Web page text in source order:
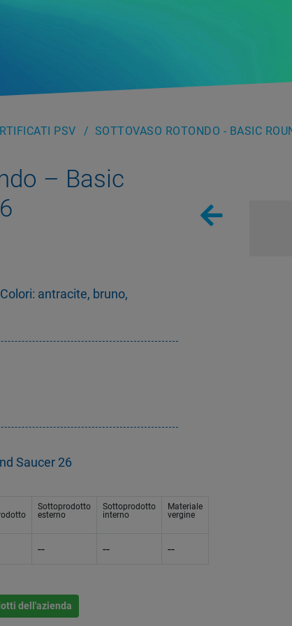
PSV SOTTOVASO ROTONDO - BASIC
– Basic
antracite, bruno,
Saucer 26
Sottoprodotto
esterno
Sottoprodotto
interno
Materiale
vergine
-- -- --
dell'azienda